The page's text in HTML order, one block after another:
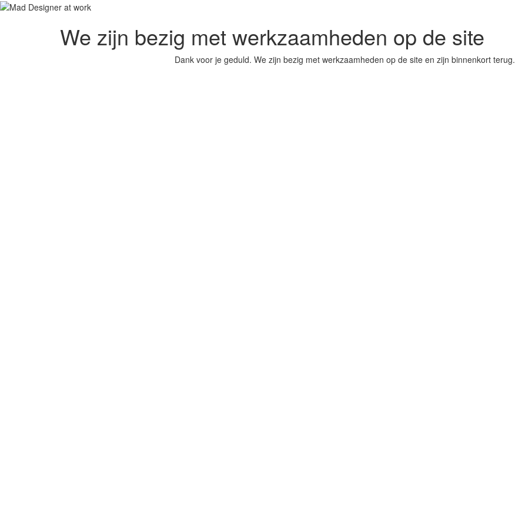
We zijn bezig met werkzaamheden op de site
Dank voor je geduld. We zijn bezig met werkzaamheden op de site en zijn binnenkort terug.